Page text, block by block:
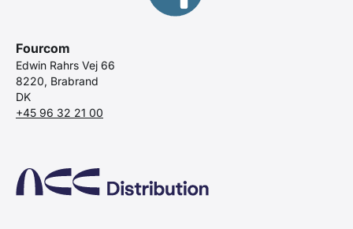
Fourcom
Edwin Rahrs Vej 66
8220, Brabrand
DK
+45 96 32 21 00